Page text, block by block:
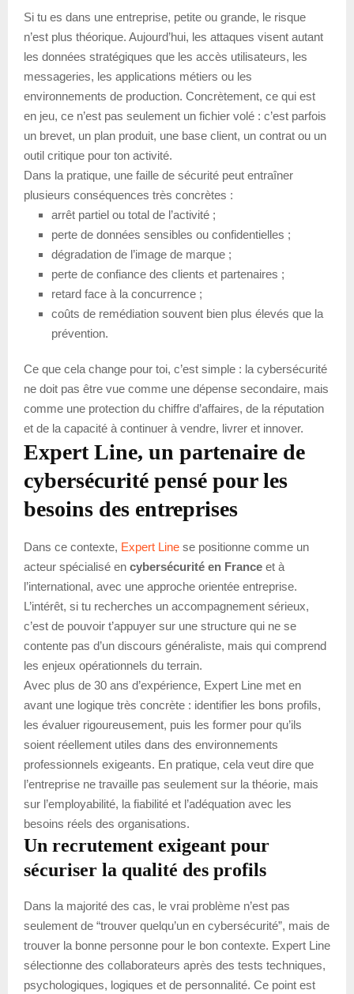
Si tu es dans une entreprise, petite ou grande, le risque
n’est plus théorique. Aujourd’hui, les attaques visent autant
les données stratégiques que les accès utilisateurs, les
messageries, les applications métiers ou les
environnements de production. Concrètement, ce qui est
en jeu, ce n’est pas seulement un fichier volé : c’est parfois
un brevet, un plan produit, une base client, un contrat ou un
outil critique pour ton activité.
Dans la pratique, une faille de sécurité peut entraîner
plusieurs conséquences très concrètes :
arrêt partiel ou total de l’activité ;
perte de données sensibles ou confidentielles ;
dégradation de l’image de marque ;
perte de confiance des clients et partenaires ;
retard face à la concurrence ;
coûts de remédiation souvent bien plus élevés que la
prévention.
Ce que cela change pour toi, c’est simple : la cybersécurité
ne doit pas être vue comme une dépense secondaire, mais
comme une protection du chiffre d’affaires, de la réputation
et de la capacité à continuer à vendre, livrer et innover.
Expert Line, un partenaire de
cybersécurité pensé pour les
besoins des entreprises
Dans ce contexte, Expert Line se positionne comme un
acteur spécialisé en cybersécurité en France et à
l’international, avec une approche orientée entreprise.
L’intérêt, si tu recherches un accompagnement sérieux,
c’est de pouvoir t’appuyer sur une structure qui ne se
contente pas d’un discours généraliste, mais qui comprend
les enjeux opérationnels du terrain.
Avec plus de 30 ans d’expérience, Expert Line met en
avant une logique très concrète : identifier les bons profils,
les évaluer rigoureusement, puis les former pour qu’ils
soient réellement utiles dans des environnements
professionnels exigeants. En pratique, cela veut dire que
l’entreprise ne travaille pas seulement sur la théorie, mais
sur l’employabilité, la fiabilité et l’adéquation avec les
besoins réels des organisations.
Un recrutement exigeant pour
sécuriser la qualité des profils
Dans la majorité des cas, le vrai problème n’est pas
seulement de “trouver quelqu’un en cybersécurité”, mais de
trouver la bonne personne pour le bon contexte. Expert Line
sélectionne des collaborateurs après des tests techniques,
psychologiques, logiques et de personnalité. Ce point est